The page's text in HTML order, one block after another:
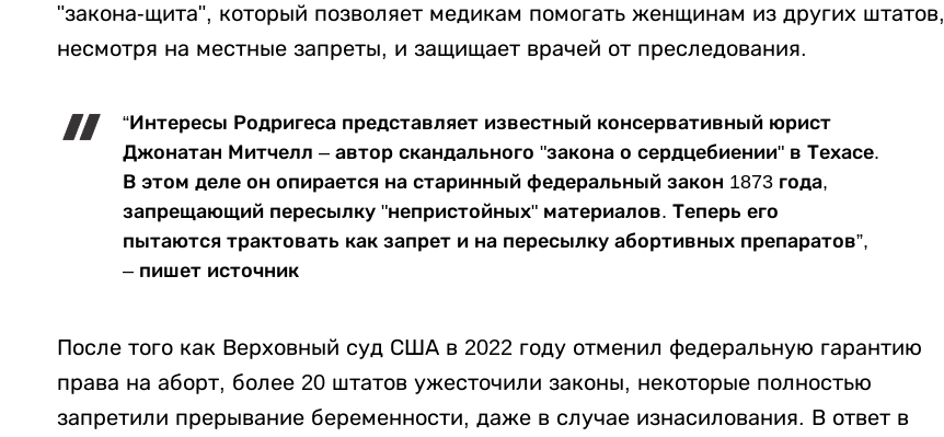
"закона-щита", который позволяет медикам помогать женщинам из других штатов,
несмотря на местные запреты, и защищает врачей от преследования.
“Интересы Родригеса представляет известный консервативный юрист
Джонатан Митчелл – автор скандального "закона о сердцебиении" в Техасе.
В этом деле он опирается на старинный федеральный закон 1873 года,
запрещающий пересылку "непристойных" материалов. Теперь его
пытаются трактовать как запрет и на пересылку абортивных препаратов”,
– пишет источник
После того как Верховный суд США в 2022 году отменил федеральную гарантию
права на аборт, более 20 штатов ужесточили законы, некоторые полностью
запретили прерывание беременности, даже в случае изнасилования. В ответ в